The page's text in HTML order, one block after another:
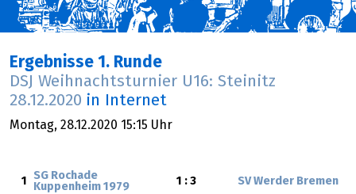
Ergebnisse 1. Runde
DSJ Weihnachtsturnier U16: Steinitz
28.12.2020 in Internet
Montag, 28.12.2020 15:15 Uhr
1
SG Rochade
Kuppenheim 1979
1 : 3 SV Werder Bremen